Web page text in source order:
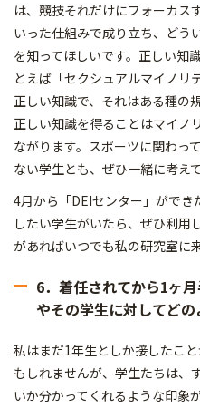
は、競技それだけにフォーカス
いった仕組みで成り立ち、どう
を知ってほしいです。正しい知
とえば「セクシュアルマイノリ
正しい知識で、それはある種の
正しい知識を得ることはマイノ
ながります。スポーツに関わっ
ない学生とも、ぜひ一緒に考え
4月から「DEIセンター」がで
したい学生がいたら、ぜひ利用
があればいつでも私の研究室に
6．着任されてから1ヶ
やその学生に対してどの
私はまだ1年生としか接したこ
もしれませんが、学生たちは、
いか分かってくれるような印象